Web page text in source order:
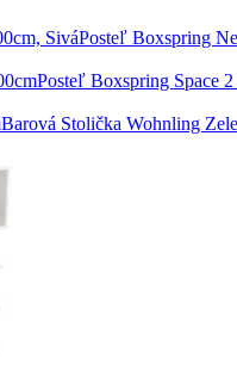
Posteľ Boxspring
Posteľ Boxspring Space
Barová Stolička Wohnling